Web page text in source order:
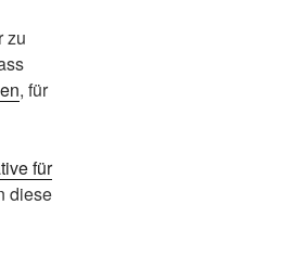
zu
, für
für
diese